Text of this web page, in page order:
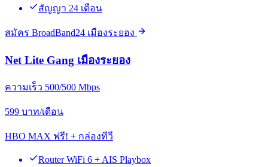
สัญญา 24 เดือน
สมัคร BroadBand24 เมืองระยอง
Net Lite Gang เมืองระยอง
ความเร็ว 500/500 Mbps
599 บาท/เดือน
HBO MAX ฟรี! + กล่องทีวี
Router WiFi 6 + AIS Playbox